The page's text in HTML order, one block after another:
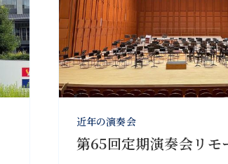
近年の演奏会
第65回定期演奏会リモ